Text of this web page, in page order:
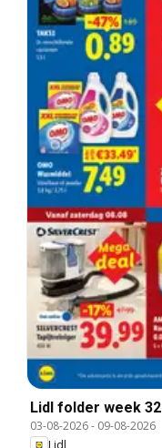
Lidl folder week 32
03-08-2026- 09-08-2026